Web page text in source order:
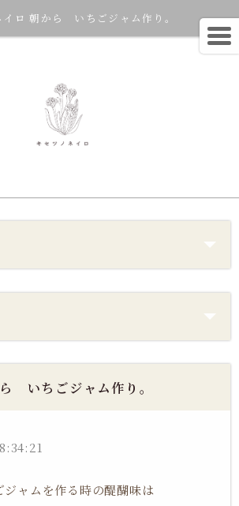
イロ 朝から いちごジャム作り。
いちごジャム作り。
ジャムを作る時の醍醐味は